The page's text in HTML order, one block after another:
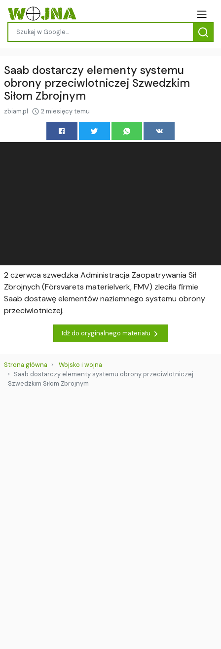
Saab dostarczy elementy systemu
obrony przeciwlotniczej Szwedzkim
Siłom Zbrojnym
zbiam.pl 2 miesięcy temu
2 czerwca szwedzka Administracja Zaopatrywania Sił
Zbrojnych (Försvarets materielverk, FMV) zleciła firmie
Saab dostawę elementów naziemnego systemu obrony
przeciwlotniczej.
Idź do oryginalnego materiału
Strona główna
Wojsko i wojna
Saab dostarczy elementy systemu obrony przeciwlotniczej
Szwedzkim Siłom Zbrojnym